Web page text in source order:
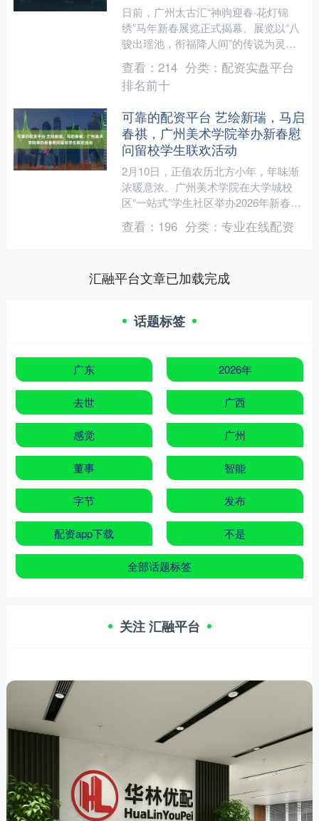
日前，广州太古汇“神驹迎春·花灯锦
绣”马年新春展览正式揭幕。展览以“八
骏出瑶池，衔福降人间”的传说为灵
感，由国际视觉艺术家阮菲菲携手佛山
彩灯国家级非遗传承人杨玉....
查看： 214 分类： 配资实盘平台
排名前十
可靠的配资平台 艺绘新瑞，马启
春祺，广州美术学院举办新春慰
问留校学生联欢活动
2月10日，正值农历北方小年，年味渐
浓暖意浓。广州美术学院在大学城校
区“一站式”学生社区举办2026年新春慰
问留校学生联欢活动，以丰富多样的特
色环节可靠的配资平....
查看： 196 分类： 专业在线配资
汇融平台文章已加载完成
话题标签
广东 2026年
去世 广西
感觉 广州
董事 智能
字节 发布
配资app下载 不是
全部话题标签
关注 汇融平台